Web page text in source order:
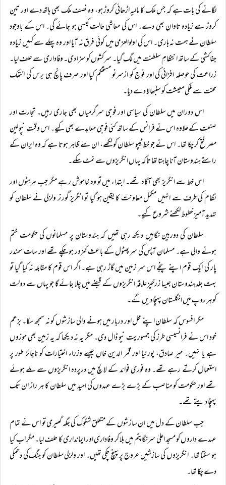
لگانے کی بات ہے کہ جس ملک کا مالیہ اڑھائی کروڑ ہو، وہ نصف ملک بھی ہاتھ دے اور تین
کروڑ سے زیادہ تاوان بھی دے۔ اس کی معاشی حالت کیسی ہو جائے گی۔ اس کے باوجود
سلطان نے ہمت نہ ہاری۔ اس کی اولوالعزمی میں کوئی فرق نہ آیا اور وہ پہلے سے کہیں زیادہ
جفاکشی کے ساتھ انتظامِ سلطنت میں لگ گیا۔ سرکشوں کو سزا دی۔ وفاداری سے حلف لیا۔
زراعت کی حوصلہ افزائی کی اور فوج کو ازسرنو مستحکم کیا اور صرف پانچ ہی برس کی انتھک
محنت سے ملکی معیشت کو سنبھالا دے دیا۔
اس دوران میں سلطان کی سیاسی اور فوجی سرگرمیاں بھی جاری رہیں۔ تجارت اور
صنعت کے علاوہ اس نے فرانس کے ساتھ کئی فوجی معاہدے بھی کیے۔ اس وقت نپولین
مصر فتح کر چکا تھا۔ اس نے جو خط ٹیپو سلطان کو لکھے، ان سے ظاہر ہوتا ہے کہ وہ ایران کے
راستے ہندوستان آنا چاہتا تھا تاکہ یہاں انگریزوں سے نمٹ سکے۔
اس خط سے انگریز بھی آگاہ تھے۔ ابتداء میں تو وہ خاموش رہے مگر جب مرہٹوں اور
نظام کی طرف سے انہیں مکمل معاونت کا یقین ہو گیا تو انگریز گورنر ولزلی نے سلطان کو
تہدید آمیز خطوط لکھنے شروع کیے۔
سلطان کی دوربین نگاہیں دیکھ رہی تھیں کہ ہندوستان پر مسلمانوں کی حکومت ختم
ہونے والی ہے۔ مسلمان آپس کی سرپھٹول کے باعث کمزور ہو چکے تھے اور سات سمندر
پار کی ایک قوم اپنے پنجے اس سر زمین میں گاڑ رہی ہے۔ اگر اس قوم کا مقابلہ نہ کیا گیا تو
بہت جلد ہندوستان جیسا زرخیز علاقہ انگریزوں کے قبضے میں چلا جائے گا جو یہاں سے دولت
کو ہر روپ میں انگلستان پہنچا دیں گے۔
مگر افسوس کہ سلطان اپنے محل اور دربار میں ہونے والی سازشوں کو نہ سمجھ سکا۔ بزعم
خود اس نے فرانسیسی طرز کی جمہوریت نیو ڈال دی۔ مگر یہ نہ دیکھا کہ یہ زمین بھی موزوں
ہے یا نہیں۔ میر صادق، پورنیا اور قمر الدین خاں جیسے وزراء اختیارات کو ناجائز طور پر
استعمال کرتے رہے تھے۔ وہ فوری فوائد کے لالچ میں درپردہ انگریزوں سے ملے ہوئے
تھے اور حکومت کو مناصب کے بڑے بڑے عہدوں کی امید میں سلطان کا ہر راز ان تک
پہنچا دیتے تھے۔
جب سلطان کے دل میں ان سازشوں کے متعلق شکوک کی جگہ گھیری تو اس نے تمام
عہدے داروں کو مسجد اعلیٰ سرنگاپٹم میں بلا کر وفاداری اور ایمانداری کا حلف لیا۔ مگر اب کیا
ہو سکتا تھا۔ انگریزوں کی سازشیں عروج پر پہنچ چکی تھیں۔ اور ولزلی سلطان کو جنگ کی دھمکی
دے چکا تھا۔